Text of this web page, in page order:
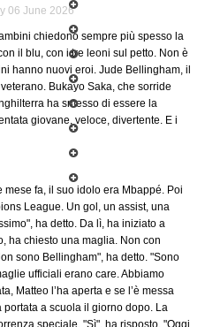
06 June 2026
chiedono sempre più spesso la
il blu, con i tre leoni sul petto. Non è
hanno nuovi eroi. Jude Bellingham, il
Bukayo Saka, che sorride
ha smesso di essere la
giovane, veloce, divertente. E i
fa, il suo idolo era Mbappé. Poi
League. Un gol, un assist, una
ha detto. Da lì, ha iniziato a
ha chiesto una maglia. Non con
sono Bellingham", ha detto. "Sono
ufficiali erano care. Abbiamo
Matteo l’ha aperta e se l’è messa
portata a scuola il giorno dopo. La
speciale. "Sì", ha risposto. "Oggi